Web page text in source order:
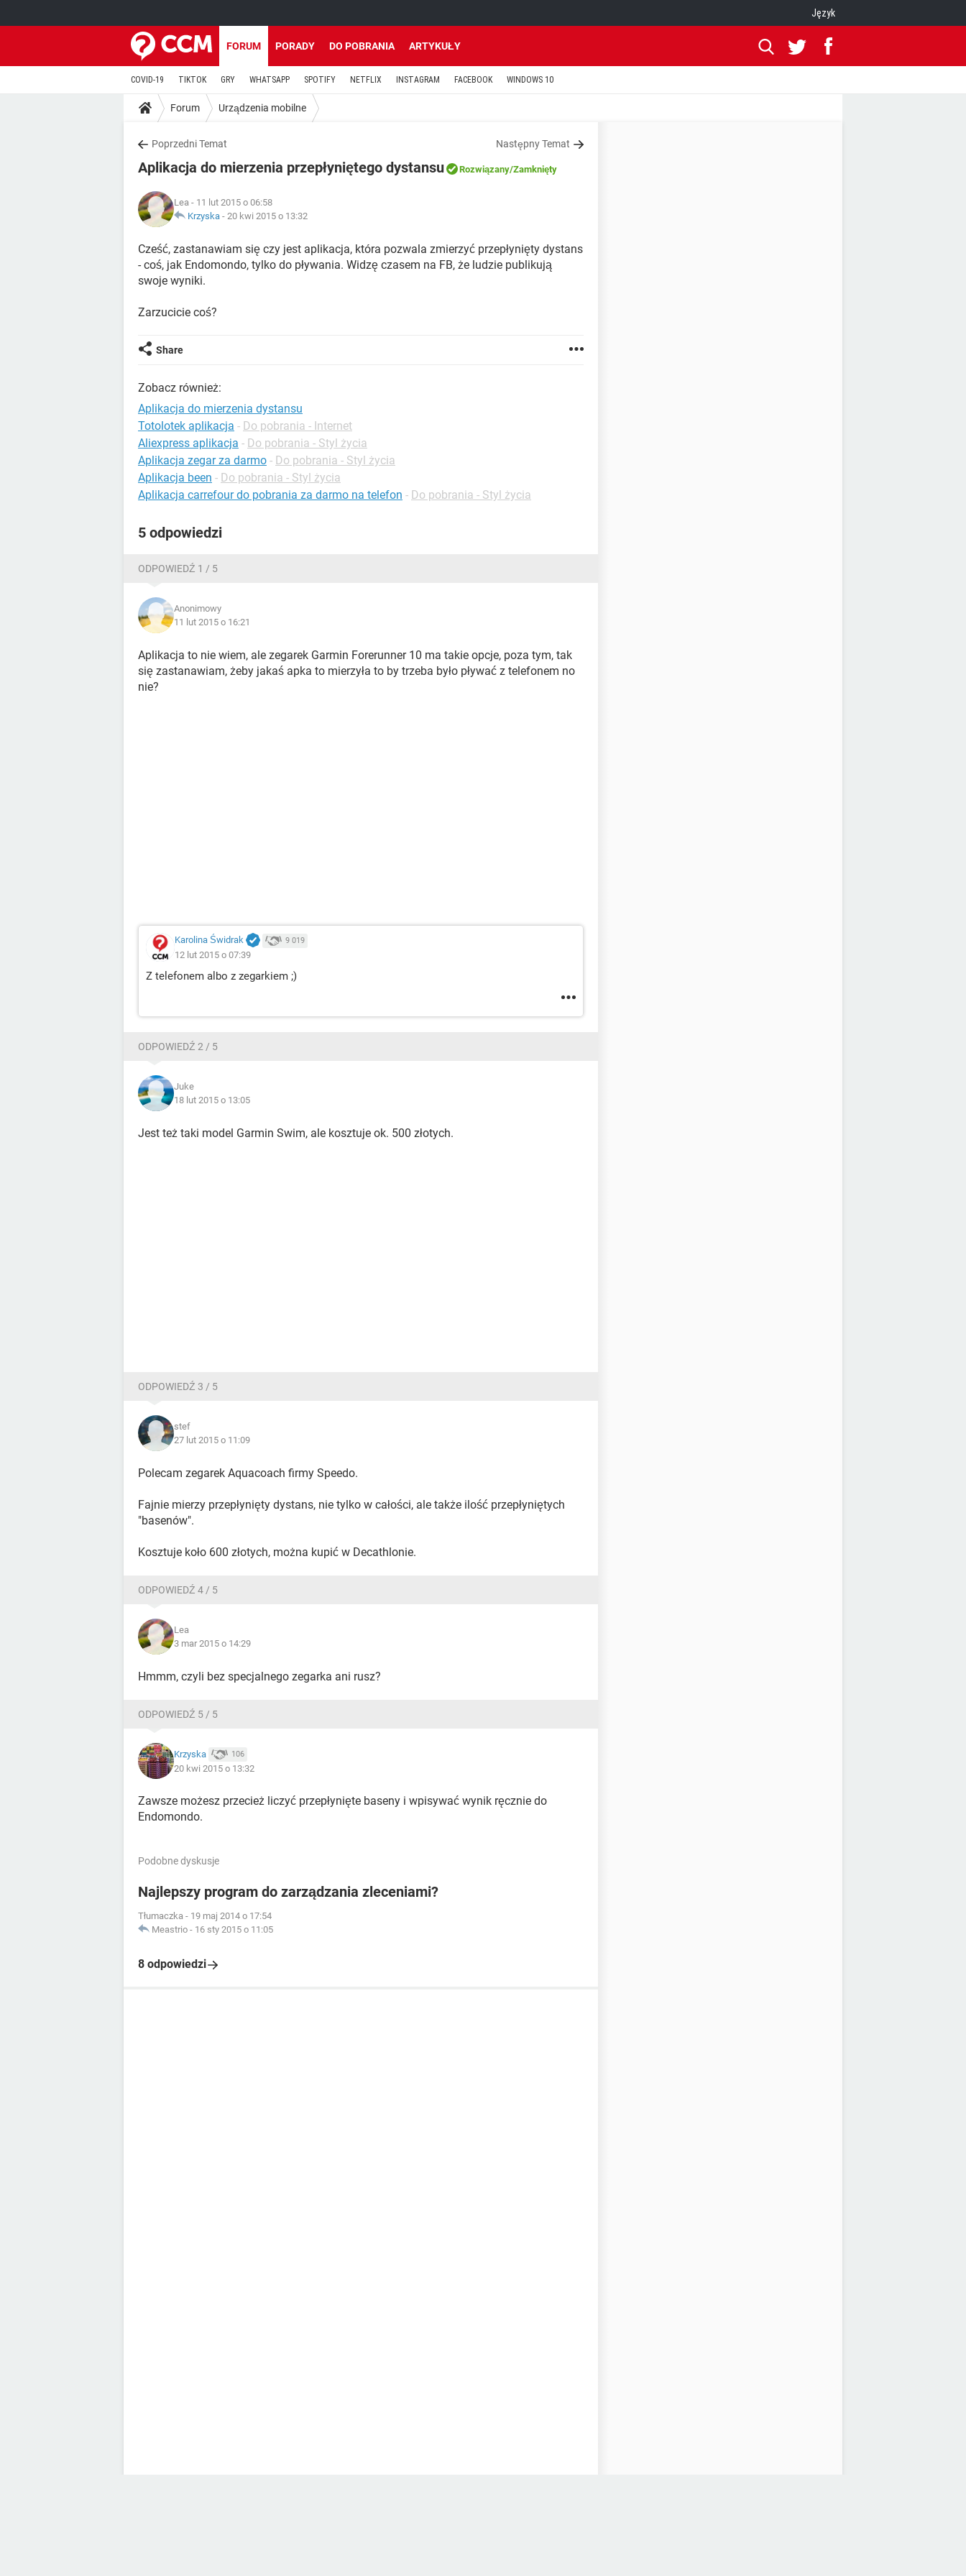
Język
FORUM PORADY DO POBRANIA ARTYKUŁY
COVID-19 TIKTOK GRY WHATSAPP SPOTIFY NETFLIX INSTAGRAM FACEBOOK WINDOWS 10
Forum Urządzenia mobilne
Poprzedni Temat Następny Temat
Aplikacja do mierzenia przepłyniętego dystansu Rozwiązany/Zamknięty
Lea - 11 lut 2015 o 06:58
Krzyska - 20 kwi 2015 o 13:32
Cześć, zastanawiam się czy jest aplikacja, która pozwala zmierzyć przepłynięty dystans
- coś, jak Endomondo, tylko do pływania. Widzę czasem na FB, że ludzie publikują
swoje wyniki.
Zarzucicie coś?
Share
Zobacz również:
Aplikacja do mierzenia dystansu
Totolotek aplikacja - Do pobrania - Internet
Aliexpress aplikacja - Do pobrania - Styl życia
Aplikacja zegar za darmo - Do pobrania - Styl życia
Aplikacja been - Do pobrania - Styl życia
Aplikacja carrefour do pobrania za darmo na telefon - Do pobrania - Styl życia
5 odpowiedzi
ODPOWIEDŹ 1 / 5
Anonimowy
11 lut 2015 o 16:21
Aplikacja to nie wiem, ale zegarek Garmin Forerunner 10 ma takie opcje, poza tym, tak
się zastanawiam, żeby jakaś apka to mierzyła to by trzeba było pływać z telefonem no
nie?
Karolina Świdrak 9 019
12 lut 2015 o 07:39
Z telefonem albo z zegarkiem ;)
ODPOWIEDŹ 2 / 5
Juke
18 lut 2015 o 13:05
Jest też taki model Garmin Swim, ale kosztuje ok. 500 złotych.
ODPOWIEDŹ 3 / 5
stef
27 lut 2015 o 11:09
Polecam zegarek Aquacoach firmy Speedo.
Fajnie mierzy przepłynięty dystans, nie tylko w całości, ale także ilość przepłyniętych
"basenów".
Kosztuje koło 600 złotych, można kupić w Decathlonie.
ODPOWIEDŹ 4 / 5
Lea
3 mar 2015 o 14:29
Hmmm, czyli bez specjalnego zegarka ani rusz?
ODPOWIEDŹ 5 / 5
Krzyska 106
20 kwi 2015 o 13:32
Zawsze możesz przecież liczyć przepłynięte baseny i wpisywać wynik ręcznie do
Endomondo.
Podobne dyskusje
Najlepszy program do zarządzania zleceniami?
Tłumaczka - 19 maj 2014 o 17:54
Meastrio - 16 sty 2015 o 11:05
8 odpowiedzi